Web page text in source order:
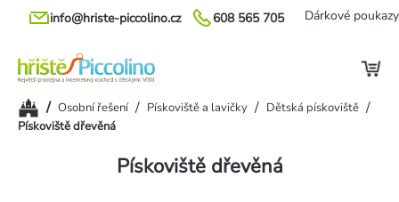
Přejít
608 565 705
info@hriste-piccolino.cz Dárkové poukazy
Domů/ Osobní řešení / Pískoviště a lavičky / Dětská pískoviště /
Pískoviště dřevěná
Pískoviště dřevěná